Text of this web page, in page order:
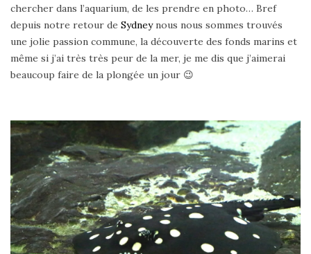
chercher dans l’aquarium, de les prendre en photo… Bref
depuis notre retour de Sydneynous nous sommes trouvés
une jolie passion commune, la découverte des fonds marins et
même si j’ai très très peur de la mer, je me dis que j’aimerai
beaucoup faire de la plongée un jour 😉